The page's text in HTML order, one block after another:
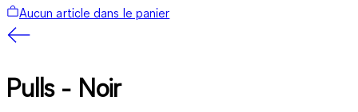
Aucun article dans le panier
Pulls - Noir